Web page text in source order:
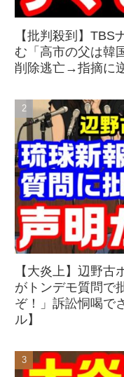
【批判殺到】TBS
む「高市の父は韓
削除逃亡→指摘に
【大炎上】辺野
がトンデモ質問で
ぞ！」訴訟恫喝で
ル】